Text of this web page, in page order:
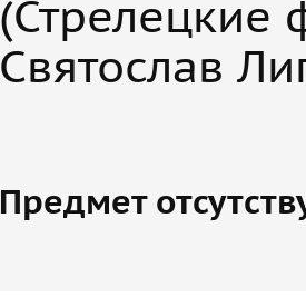
(Стрелецкие
Святослав
Предмет